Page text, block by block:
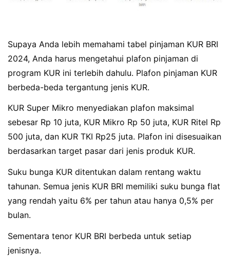
Supaya Anda lebih memahami tabel pinjaman KUR BRI
2024, Anda harus mengetahui plafon pinjaman di
program KUR ini terlebih dahulu. Plafon pinjaman KUR
berbeda-beda tergantung jenis KUR.
KUR Super Mikro menyediakan plafon maksimal
sebesar Rp 10 juta, KUR Mikro Rp 50 juta, KUR Ritel Rp
500 juta, dan KUR TKI Rp25 juta. Plafon ini disesuaikan
berdasarkan target pasar dari jenis produk KUR.
Suku bunga KUR ditentukan dalam rentang waktu
tahunan. Semua jenis KUR BRI memiliki suku bunga flat
yang rendah yaitu 6% per tahun atau hanya 0,5% per
bulan.
Sementara tenor KUR BRI berbeda untuk setiap
jenisnya.